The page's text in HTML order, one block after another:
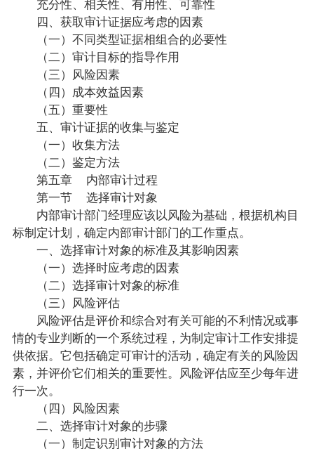
四、获取审计证据应考虑的因素
（一）不同类型证据相组合的必要性
（二）审计目标的指导作用
（三）风险因素
（四）成本效益因素
（五）重要性
五、审计证据的收集与鉴定
（一）收集方法
（二）鉴定方法
第五章 内部审计过程
第一节 选择审计对象
内部审计部门经理应该以风险为基础，根据机构目
标制定计划，确定内部审计部门的工作重点。
一、选择审计对象的标准及其影响因素
（一）选择时应考虑的因素
（二）选择审计对象的标准
（三）风险评估
风险评估是评价和综合对有关可能的不利情况或事
情的专业判断的一个系统过程，为制定审计工作安排提
供依据。它包括确定可审计的活动，确定有关的风险因
素，并评价它们相关的重要性。风险评估应至少每年进
行一次。
（四）风险因素
二、选择审计对象的步骤
（一）制定识别审计对象的方法